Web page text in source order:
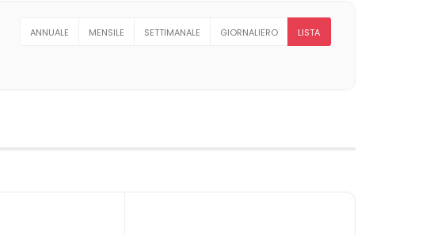
ANNUALE MENSILE SETTIMANALE GIORNALIERO LISTA